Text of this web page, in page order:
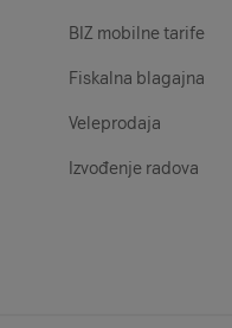
BIZ mobilne tarife
Fiskalna blagajna
Veleprodaja
Izvođenje radova